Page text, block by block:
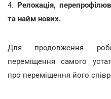
4. Релокація,
та найм нових.
Для продовження
переміщення самого
про переміщення його